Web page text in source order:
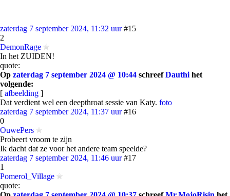
zaterdag 7 september 2024, 11:32 uur #15
2
DemonRage
In het ZUIDEN!
quote:
Op zaterdag 7 september 2024 @ 10:44 schreefDauthi het
volgende:
[ afbeelding ]
Dat verdient wel een deepthroat sessie van Katy. foto
zaterdag 7 september 2024, 11:37 uur #16
0
OuwePers
Probeert vroom te zijn
Ik dacht dat ze voor het andere team speelde?
zaterdag 7 september 2024, 11:46 uur #17
1
Pomerol_Village
quote: